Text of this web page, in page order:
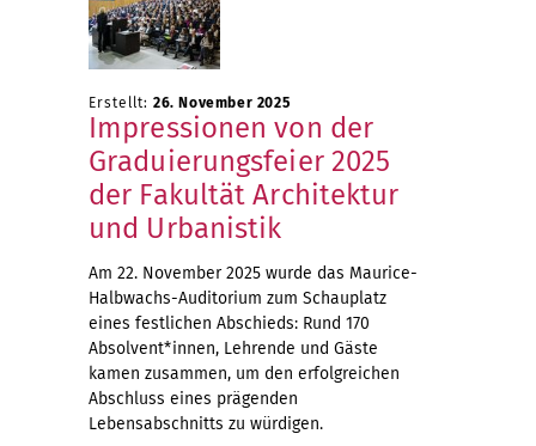
Erstellt: 26. November 2025
Impressionen von der
Graduierungsfeier 2025
der Fakultät Architektur
und Urbanistik
Am 22. November 2025 wurde das Maurice-
Halbwachs-Auditorium zum Schauplatz
eines festlichen Abschieds: Rund 170
Absolvent*innen, Lehrende und Gäste
kamen zusammen, um den erfolgreichen
Abschluss eines prägenden
Lebensabschnitts zu würdigen.